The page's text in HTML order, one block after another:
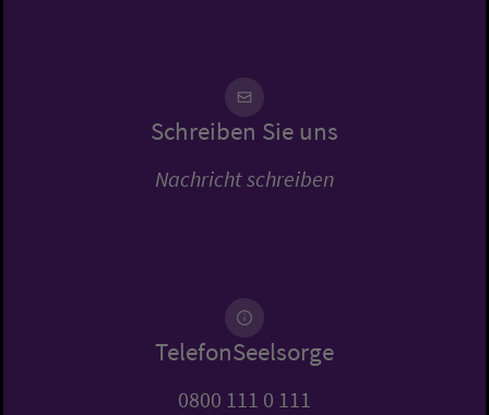
Schreiben Sie uns
Nachricht schreiben
TelefonSeelsorge
0800 111 0 111